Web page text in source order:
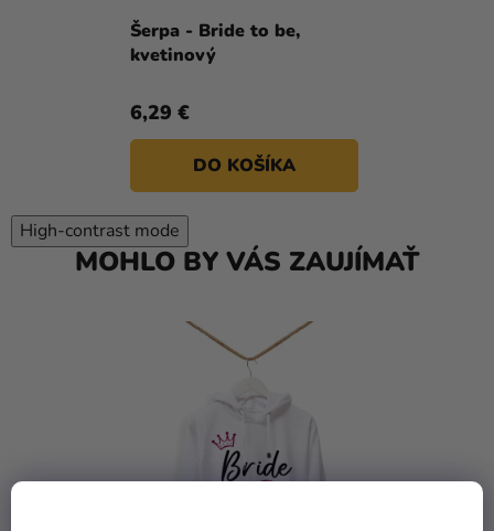
Šerpa - Bride to be,
kvetinový
6,29 €
DO KOŠÍKA
High-contrast mode
MOHLO BY VÁS ZAUJÍMAŤ